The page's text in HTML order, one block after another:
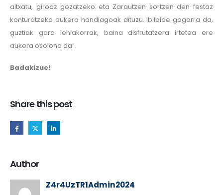
altxatu, giroaz gozatzeko eta Zarautzen sortzen den festaz
konturatzeko aukera handiagoak dituzu. Ibilbide gogorra da,
guztiok gara lehiakorrak, baina disfrutatzera irtetea ere
aukera oso ona da”.
Badakizue!
Share this post
Author
Z4r4UzTR1Admin2024